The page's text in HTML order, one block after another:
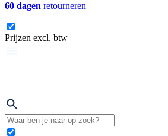
60 dagen retourneren
Prijzen excl. btw